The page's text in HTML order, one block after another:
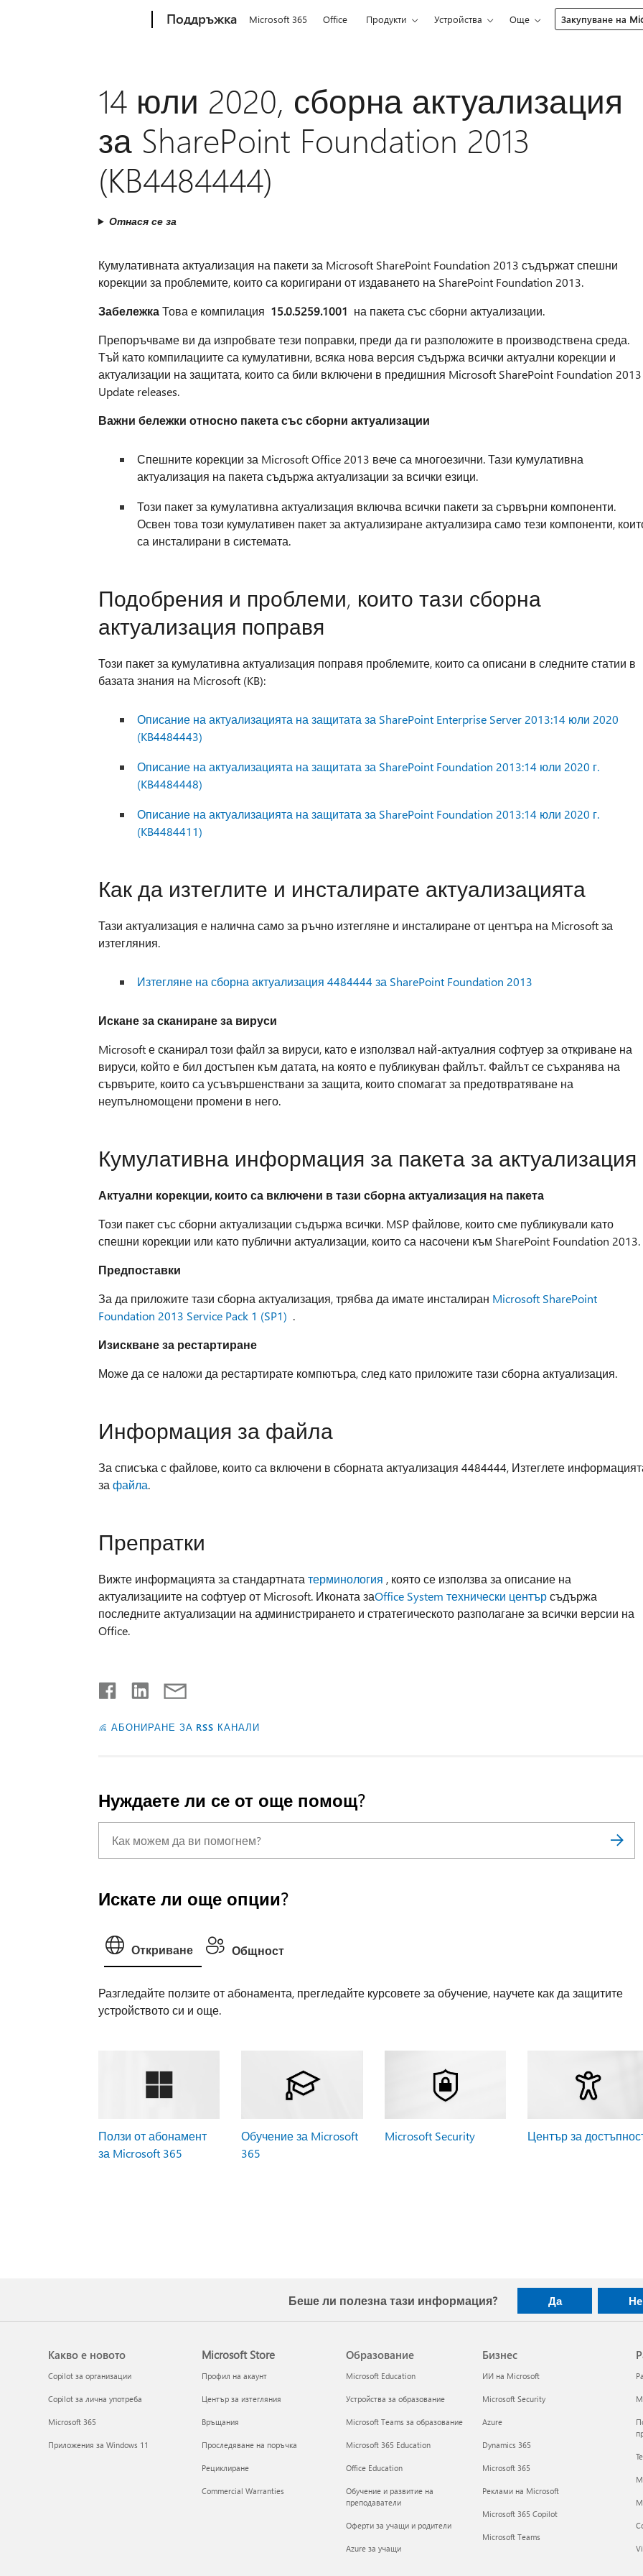
Поддръжка Microsoft 365 Office Продукти Устройства Още Закупуване на
14 юли 2020, сборна актуализация
за SharePoint Foundation 2013
(KB4484444)
Отнася се за
Кумулативната актуализация на пакети за Microsoft SharePoint Foundation 2013 съдържат спешни
корекции за проблемите, които са коригирани от издаването на SharePoint Foundation 2013.
ЗабележкаТова е компилация 15.0.5259.1001 на пакета със сборни актуализации.
Препоръчваме ви да изпробвате тези поправки, преди да ги разположите в производствена среда.
Тъй като компилациите са кумулативни, всяка нова версия съдържа всички актуални корекции и
актуализации на защитата, които са били включени в предишния Microsoft SharePoint Foundation 2013
Update releases.
Важни бележки относно пакета със сборни актуализации
Спешните корекции за Microsoft Office 2013 вече са многоезични. Тази кумулативна
актуализация на пакета съдържа актуализации за всички езици.
Този пакет за кумулативна актуализация включва всички пакети за сървърни компоненти.
Освен това този кумулативен пакет за актуализиране актуализира само тези компоненти,
са инсталирани в системата.
Подобрения и проблеми, които тази сборна
актуализация поправя
Този пакет за кумулативна актуализация поправя проблемите, които са описани в следните статии в
базата знания на Microsoft (KB):
Описание на актуализацията на защитата за SharePoint Enterprise Server 2013:14 юли 2020
(KB4484443)
Описание на актуализацията на защитата за SharePoint Foundation 2013:14 юли 2020 г.
(KB4484448)
Описание на актуализацията на защитата за SharePoint Foundation 2013:14 юли 2020 г.
(KB4484411)
Как да изтеглите и инсталирате актуализацията
Тази актуализация е налична само за ръчно изтегляне и инсталиране от центъра на Microsoft за
изтегляния.
Изтегляне на сборна актуализация 4484444 за SharePoint Foundation 2013
Искане за сканиране за вируси
Microsoft е сканирал този файл за вируси, като е използвал най-актуалния софтуер за откриване на
вируси, който е бил достъпен към датата, на която е публикуван файлът. Файлът се съхранява на
сървърите, които са усъвършенствани за защита, които спомагат за предотвратяване на
неупълномощени промени в него.
Кумулативна информация за пакета за актуализация
Актуални корекции, които са включени в тази сборна актуализация на пакета
Този пакет със сборни актуализации съдържа всички. MSP файлове, които сме публикували като
спешни корекции или като публични актуализации, които са насочени към SharePoint Foundation 2013.
Предпоставки
За да приложите тази сборна актуализация, трябва да имате инсталиран Microsoft SharePoint
Foundation 2013 Service Pack 1 (SP1) .
Изискване за рестартиране
Може да се наложи да рестартирате компютъра, след като приложите тази сборна актуализация.
Информация за файла
За списъка с файлове, които са включени в сборната актуализация 4484444, Изтеглете
за файла.
Препратки
Вижте информацията за стандартната терминология , която се използва за описание на
актуализациите на софтуер от Microsoft. Иконата заOffice System технически центърсъдържа
последните актуализации на администрирането и стратегическото разполагане за всички версии на
Office.
АБОНИРАНЕ ЗА RSS КАНАЛИ
Нуждаете ли се от още помощ?
Искате ли още опции?
Откриване Общност
Разгледайте ползите от абонамента, прегледайте курсовете за обучение, научете как да защитите
устройството си и още.
Ползи от абонамент
за Microsoft 365
Обучение за Microsoft
365
Microsoft Security Център за
Беше ли полезна тази информация? Да Не
Какво е новото
Copilot за организации
Copilot за лична употреба
Microsoft 365
Приложения за Windows 11
Microsoft Store
Профил на акаунт
Център за изтегляния
Връщания
Проследяване на поръчка
Рециклиране
Commercial Warranties
Образование
Microsoft Education
Устройства за образование
Microsoft Teams за образование
Microsoft 365 Education
Office Education
Обучение и развитие на
преподаватели
Оферти за учащи и родители
Azure за учащи
Бизнес
ИИ на Microsoft
Microsoft Security
Azure
Dynamics 365
Microsoft 365
Реклами на Microsoft
Microsoft 365 Copilot
Microsoft Teams